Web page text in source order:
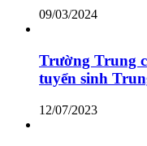
09/03/2024
Trường Trung
tuyển sinh
12/07/2023